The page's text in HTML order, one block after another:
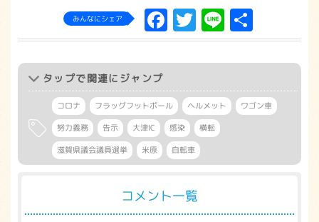
みんなにシェア Facebook
Twitter
Line
有
タップで関連にジャンプ
コロナ フラッグフットボール ヘルメット
ワゴン車
努力義務
告示 大津IC 感染
横転
滋賀県議会議員選挙
米原 自転車
コメント一覧